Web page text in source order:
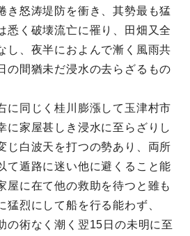
き怒涛堤防を衝き、其勢最も猛
悉く破壊流亡に罹り、田畑又全
し、夜半におよんで漸く風雨共
の間猶未だ浸水の去らざるもの
に同じく桂川膨漲して玉津村市
に家屋甚しき浸水に至らざりし
じ白波天を打つの勢あり、両所
て遁路に迷い他に避くること能
屋に在て他の救助を待つと雖も
猛烈にして船を行る能わず、
の術なく潮く翌15日の未明に至